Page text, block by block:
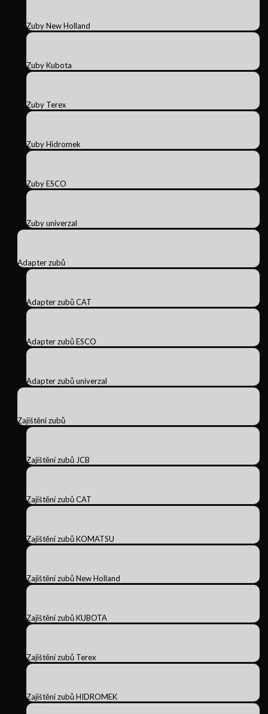
Zuby New Holland
Zuby Kubota
Zuby Terex
Zuby Hidromek
Zuby ESCO
Zuby univerzal
Adapter zubů
Adapter zubů CAT
Adapter zubů ESCO
Adapter zubů univerzal
Zajištění zubů
Zajištění zubů JCB
Zajištění zubů CAT
Zajištění zubů KOMATSU
Zajištění zubů New Holland
Zajištění zubů KUBOTA
Zajištění zubů Terex
Zajištění zubů HIDROMEK